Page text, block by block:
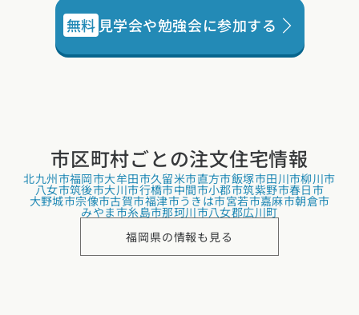
無料 見学会や勉強会に参加する
市区町村ごとの注文住宅情報
北九州市福岡市大牟田市久留米市直方市飯塚市田川市柳川市
八女市筑後市大川市行橋市中間市小郡市筑紫野市春日市
大野城市宗像市古賀市福津市うきは市宮若市嘉麻市朝倉市
みやま市糸島市那珂川市八女郡広川町
福岡県の情報も見る